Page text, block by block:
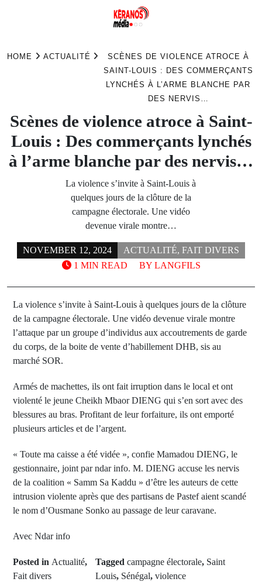
HOME ACTUALITÉ
SCÈNES DE VIOLENCE ATROCE À
SAINT-LOUIS : DES COMMERÇANTS
LYNCHÉS À L’ARME BLANCHE PAR
DES NERVIS…
Scènes de violence atroce à Saint-
Louis : Des commerçants lynchés
à l’arme blanche par des nervis…
La violence s’invite à Saint-Louis à
quelques jours de la clôture de la
campagne électorale. Une vidéo
devenue virale montre…
NOVEMBER 12, 2024 ACTUALITÉ, FAIT DIVERS
BY LANGFILS
1 MIN READ
La violence s’invite à Saint-Louis à quelques jours de la clôture
de la campagne électorale. Une vidéo devenue virale montre
l’attaque par un groupe d’individus aux accoutrements de garde
du corps, de la boite de vente d’habillement DHB, sis au
marché SOR.
Armés de machettes, ils ont fait irruption dans le local et ont
violenté le jeune Cheikh Mbaor DIENG qui s’en sort avec des
blessures au bras. Profitant de leur forfaiture, ils ont emporté
plusieurs articles et de l’argent.
« Toute ma caisse a été vidée », confie Mamadou DIENG, le
gestionnaire, joint par ndar info. M. DIENG accuse les nervis
de la coalition « Samm Sa Kaddu » d’être les auteurs de cette
intrusion violente après que des partisans de Pastef aient scandé
le nom d’Ousmane Sonko au passage de leur caravane.
Avec Ndar info
Posted in Actualité,
Fait divers
Tagged campagne électorale, Saint
Louis, Sénégal, violence